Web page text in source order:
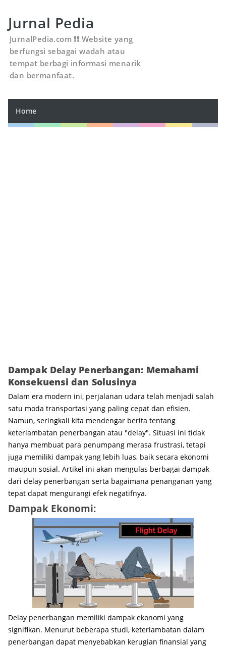
Jurnal Pedia
JurnalPedia.com ❗❗ Website yang
berfungsi sebagai wadah atau
tempat berbagi informasi menarik
dan bermanfaat.
Home
Dampak Delay Penerbangan: Memahami
Konsekuensi dan Solusinya
Dalam era modern ini, perjalanan udara telah menjadi salah
satu moda transportasi yang paling cepat dan efisien.
Namun, seringkali kita mendengar berita tentang
keterlambatan penerbangan atau "delay". Situasi ini tidak
hanya membuat para penumpang merasa frustrasi, tetapi
juga memiliki dampak yang lebih luas, baik secara ekonomi
maupun sosial. Artikel ini akan mengulas berbagai dampak
dari delay penerbangan serta bagaimana penanganan yang
tepat dapat mengurangi efek negatifnya.
Dampak Ekonomi:
Delay penerbangan memiliki dampak ekonomi yang
signifikan. Menurut beberapa studi, keterlambatan dalam
penerbangan dapat menyebabkan kerugian finansial yang